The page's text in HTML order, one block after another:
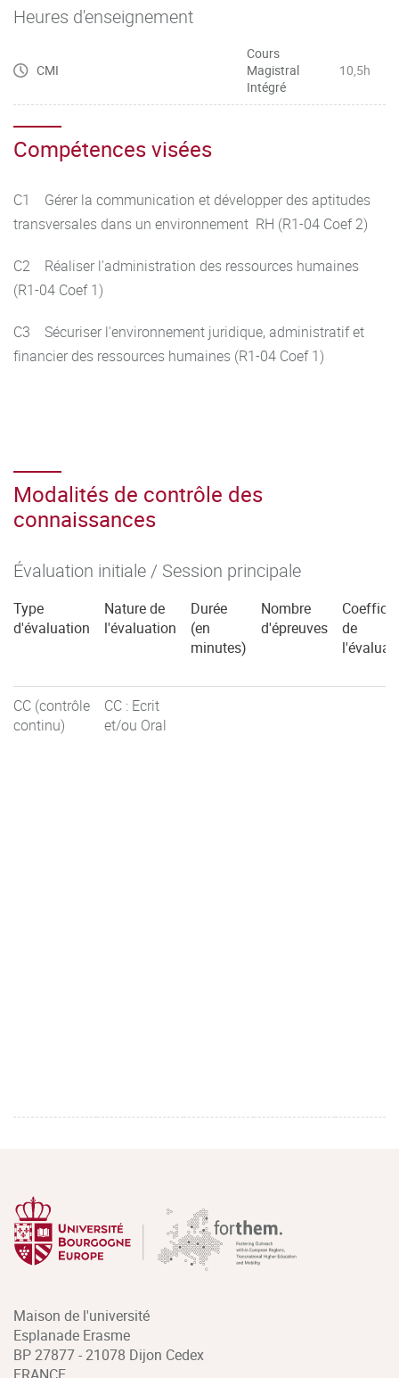
Heures d'enseignement
CMI
Cours
Magistral
Intégré
10,5h
Compétences visées
C1 Gérer la communication et développer des aptitudes
transversales dans un environnement RH (R1-04 Coef 2)
C2 Réaliser l'administration des ressources humaines
(R1-04 Coef 1)
C3 Sécuriser l'environnement juridique, administratif et
financier des ressources humaines (R1-04 Coef 1)
Modalités de contrôle des
connaissances
Évaluation initiale / Session principale
Type
d'évaluation
Nature de
l'évaluation
Durée
(en
minutes)
Nombre
d'épreuves
de
CC (contrôle
continu)
CC : Ecrit
et/ou Oral
Maison de l'université
Esplanade Erasme
BP 27877 - 21078 Dijon Cedex